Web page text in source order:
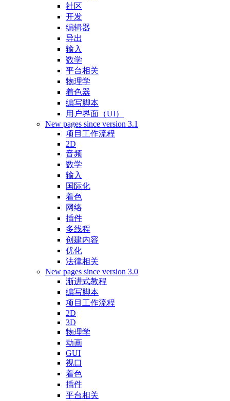
社区
开发
编辑器
导出
输入
数学
平台相关
物理学
着色器
编写脚本
用户界面（UI）
New pages since version 3.1
项目工作流程
2D
音频
数学
输入
国际化
着色
网络
插件
多线程
创建内容
优化
法律相关
New pages since version 3.0
渐进式教程
编写脚本
项目工作流程
2D
3D
物理学
动画
GUI
视口
着色
插件
平台相关